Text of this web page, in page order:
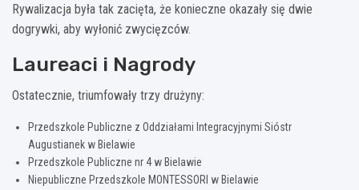
Rywalizacja była tak zacięta, że konieczne okazały się dwie
dogrywki, aby wyłonić zwycięzców.
Laureaci i Nagrody
Ostatecznie, triumfowały trzy drużyny:
Przedszkole Publiczne z Oddziałami Integracyjnymi Sióstr
Augustianek w Bielawie
Przedszkole Publiczne nr 4 w Bielawie
Niepubliczne Przedszkole MONTESSORI w Bielawie